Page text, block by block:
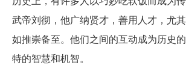
武帝刘彻，他广纳贤才，善用人才，尤
如推崇备至。他们之间的互动成为历史
特的智慧和机智。